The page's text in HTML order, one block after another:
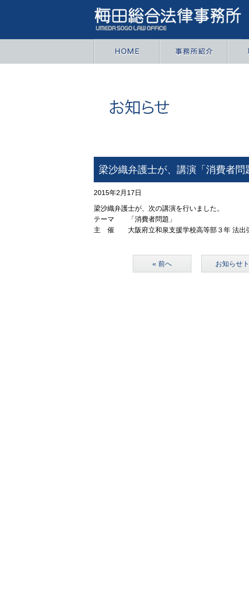
梁沙織弁護士が、講演「消費者問
2015年2月17日
梁沙織弁護士が、次の講演を行いました。
テーマ 「消費者問題」
主 催 大阪府立和泉支援学校高等部３年 法出
« 前へ お知らせ